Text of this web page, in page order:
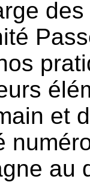
et
au